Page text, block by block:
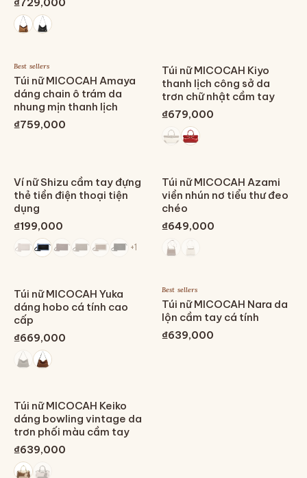
Best sellers
Túi nữ MICOCAH Amaya
dáng chain ô trám da
nhung mịn thanh lịch
₫759,000
Túi nữ MICOCAH Kiyo
thanh lịch công sở da
trơn chữ nhật cầm tay
₫679,000
Ví nữ Shizu cầm tay đựng
thẻ tiền điện thoại tiện
dụng
₫199,000
+1
Túi nữ MICOCAH Azami
viền nhún nơ tiểu thư đeo
chéo
₫649,000
Túi nữ MICOCAH Yuka
dáng hobo cá tính cao
cấp
₫669,000
Best sellers
Túi nữ MICOCAH Nara da
lộn cầm tay cá tính
₫639,000
Túi nữ MICOCAH Keiko
dáng bowling vintage da
trơn phối màu cầm tay
₫639,000